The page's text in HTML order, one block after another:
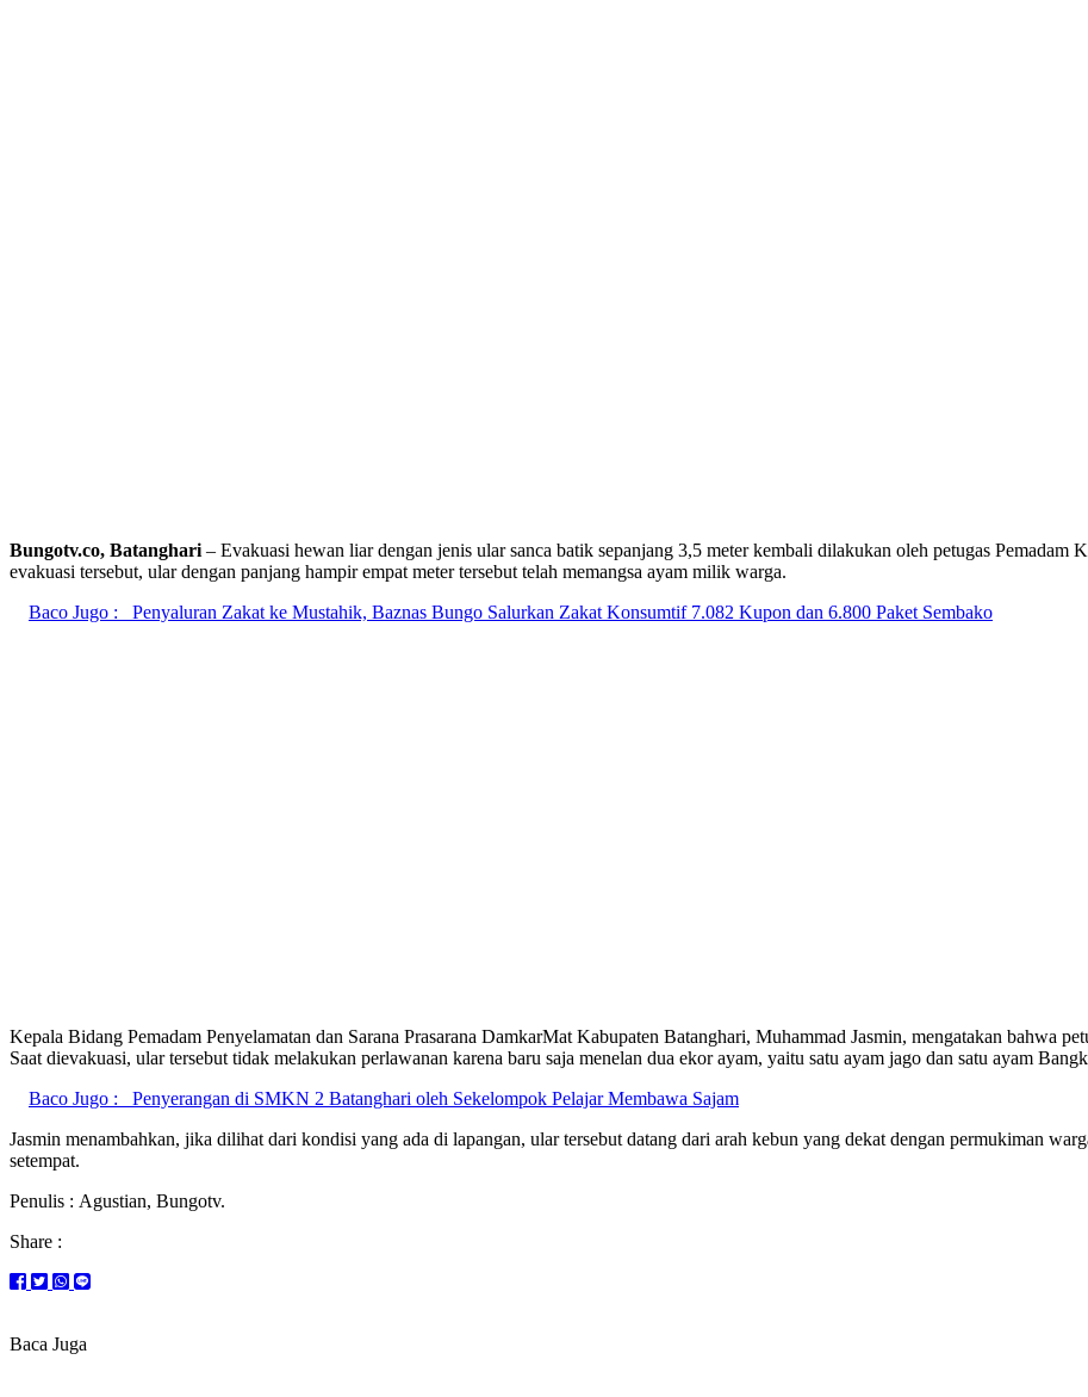
Bungotv.co, Batanghari – Evakuasi hewan liar dengan jenis ular sanca batik sepanjang 3,5 meter kembali dilakukan oleh petugas Pemadam
evakuasi tersebut, ular dengan panjang hampir empat meter tersebut telah memangsa ayam milik warga.
Baco Jugo :
Penyaluran Zakat ke Mustahik, Baznas Bungo Salurkan Zakat Konsumtif 7.082 Kupon dan 6.800 Paket Sembako
Kepala Bidang Pemadam Penyelamatan dan Sarana Prasarana DamkarMat Kabupaten Batanghari, Muhammad Jasmin, mengatakan bahwa
Saat dievakuasi, ular tersebut tidak melakukan perlawanan karena baru saja menelan dua ekor ayam, yaitu satu ayam jago dan satu ayam
Baco Jugo :
Penyerangan di SMKN 2 Batanghari oleh Sekelompok Pelajar Membawa Sajam
Jasmin menambahkan, jika dilihat dari kondisi yang ada di lapangan, ular tersebut datang dari arah kebun yang dekat dengan permukiman
setempat.
Penulis : Agustian, Bungotv.
Share :
Baca Juga